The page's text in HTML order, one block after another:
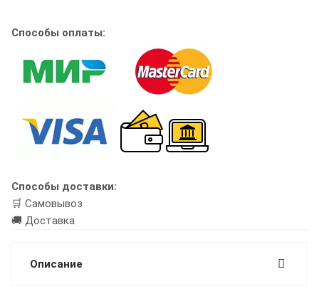
Способы оплаты:
Способы доставки:
🛒 Самовывоз
🚚 Доставка
Описание